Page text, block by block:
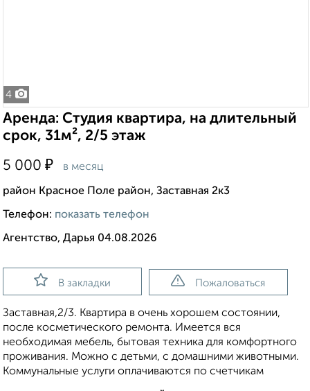
4
Аренда: Студия квартира, на длительный
срок, 31м², 2/5 этаж
5 000 ₽ в месяц
район Красное Поле район, Заставная 2к3
Телефон: показать телефон
Агентство, Дарья 04.08.2026
В закладки Пожаловаться
Заставная,2/3. Квартира в очень хорошем состоянии,
после косметического ремонта. Имеется вся
необходимая мебель, бытовая техника для комфортного
проживания. Можно с детьми, с домашними животными.
Коммунальные услуги оплачиваются по счетчикам